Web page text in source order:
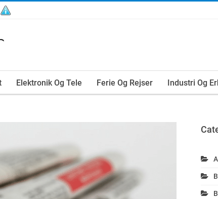
Elektronik Og Tele Ferie Og Rejser Industri Og